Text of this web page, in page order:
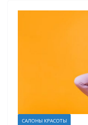
САЛОНЫ КРАСОТЫ